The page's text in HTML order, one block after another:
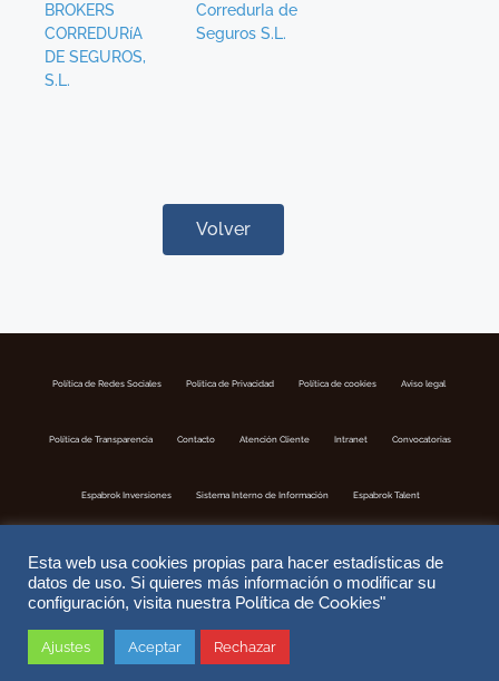
BROKERS
CORREDURíA
DE SEGUROS,
S.L.
CorredurIa de
Seguros S.L.
Volver
Política de Redes Sociales Politica de Privacidad Política de cookies Aviso legal
Política de Transparencia Contacto Atención Cliente Intranet Convocatorias
Espabrok Inversiones Sistema Interno de Información Espabrok Talent
Esta web usa cookies propias para hacer estadísticas de
datos de uso. Si quieres más información o modificar su
configuración, visita nuestra Política de Cookies"
Ajustes Aceptar Rechazar